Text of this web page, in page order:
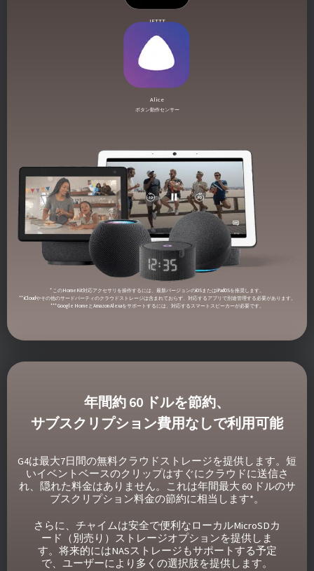
IFTTT
Alice
ボタン動作センサー
* このHomeKit対応アクセサリを操作するには、最新バージョンのiOSまたはiPadOSを推奨します。
** iCloudやその他のサードパーティのクラウドストレージは含まれておらず、対応するアプリで別途管理する必要があります。
*** Google HomeとAmazon Alexaをサポートするには、対応するスマートスピーカーが必要です。
年間約 60 ドルを節約、
サブスクリプション費用なしで利用可能
G4は最大7日間の無料クラウドストレージを提供します。短
いイベントベースのクリップはすぐにクラウドに送信さ
れ、隠れた料金はありません。これは年間最大 60 ドルのサ
ブスクリプション料金の節約に相当します*。
さらに、チャイムは安全で便利なローカルMicroSDカ
ード（別売り）ストレージオプションを提供しま
す。将来的にはNASストレージもサポートする予定
で、ユーザーにより多くの選択肢を提供します。